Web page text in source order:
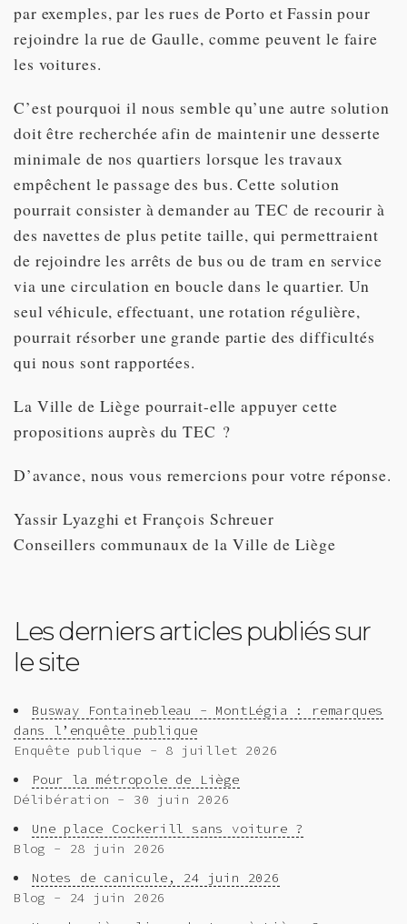
par exemples, par les rues de Porto et Fassin pour
rejoindre la rue de Gaulle, comme peuvent le faire
les voitures.
C’est pourquoi il nous semble qu’une autre solution
doit être recherchée afin de maintenir une desserte
minimale de nos quartiers lorsque les travaux
empêchent le passage des bus. Cette solution
pourrait consister à demander au TEC de recourir à
des navettes de plus petite taille, qui permettraient
de rejoindre les arrêts de bus ou de tram en service
via une circulation en boucle dans le quartier. Un
seul véhicule, effectuant, une rotation régulière,
pourrait résorber une grande partie des difficultés
qui nous sont rapportées.
La Ville de Liège pourrait-elle appuyer cette
propositions auprès du TEC ?
D’avance, nous vous remercions pour votre réponse.
Yassir Lyazghi et François Schreuer
Conseillers communaux de la Ville de Liège
Les derniers articles publiés sur
le site
Busway Fontainebleau - MontLégia : remarques
dans l’enquête publique
Enquête publique - 8 juillet 2026
Pour la métropole de Liège
Délibération - 30 juin 2026
Une place Cockerill sans voiture ?
Blog - 28 juin 2026
Notes de canicule, 24 juin 2026
Blog - 24 juin 2026